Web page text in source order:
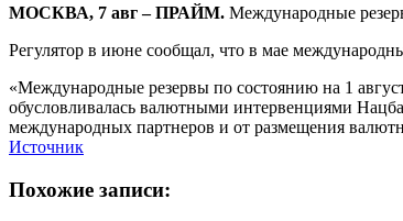
МОСКВА, 7 авг – ПРАЙМ. Международные
Регулятор в июне сообщал, что в мае
«Международные резервы по состоянию на 1
обусловливалась валютными интервенциями
международных партнеров и от размещения
Источник
Похожие записи: